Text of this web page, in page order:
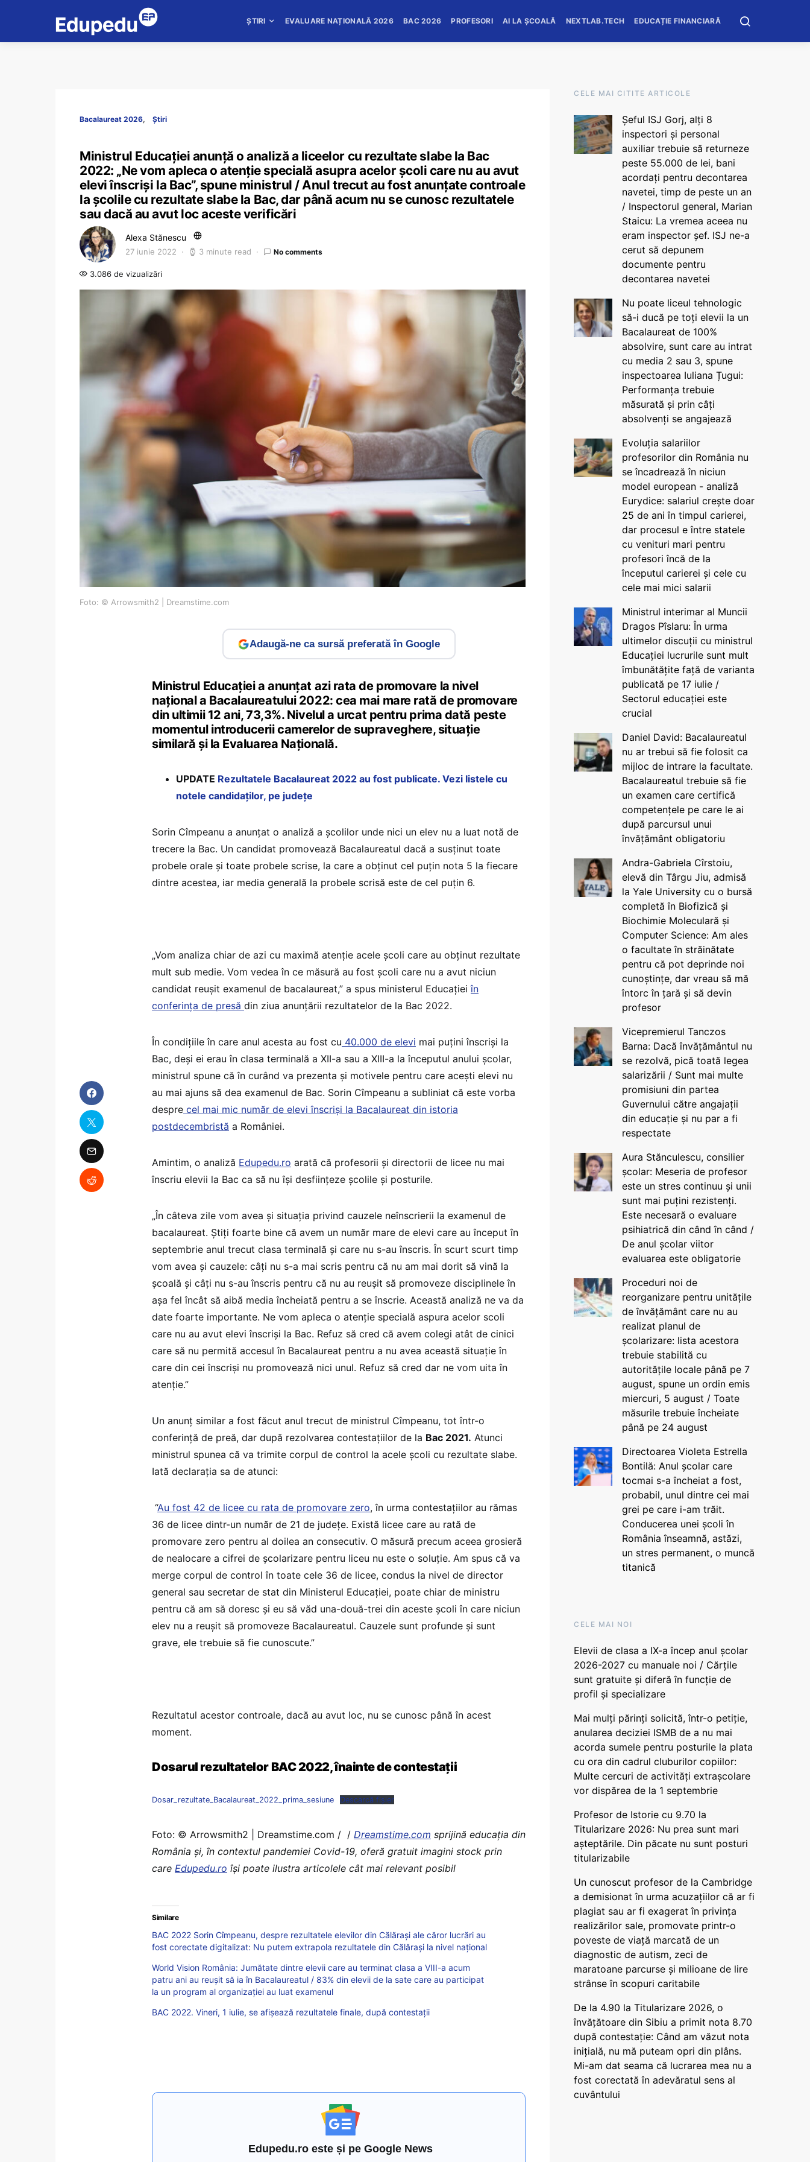
ȘTIRI EVALUARE NAȚIONALĂ 2026 BAC 2026 PROFESORI AI LA ȘCOALĂ NEXTLAB.TECH EDUCAȚIE FINANCIARĂ
Bacalaureat 2026 Știri
Ministrul Educației anunță o analiză a liceelor cu rezultate slabe la Bac
2022: „Ne vom apleca o atenție specială asupra acelor școli care nu au avut
elevi înscriși la Bac”, spune ministrul / Anul trecut au fost anunțate controale
la școlile cu rezultate slabe la Bac, dar până acum nu se cunosc rezultatele
sau dacă au avut loc aceste verificări
Alexa Stănescu
27 iunie 2022 3 minute read No comments
3.086 de vizualizări
Foto: © Arrowsmith2 | Dreamstime.com
Adaugă-ne ca sursă preferată în Google
Ministrul Educației a anunțat azi rata de promovare la nivel
național a Bacalaureatului 2022: cea mai mare rată de promovare
din ultimii 12 ani, 73,3%. Nivelul a urcat pentru prima dată peste
momentul introducerii camerelor de supraveghere, situație
similară și la Evaluarea Națională.
UPDATE Rezultatele Bacalaureat 2022 au fost publicate. Vezi listele cu
notele candidaților, pe județe
Sorin Cîmpeanu a anunțat o analiză a școlilor unde nici un elev nu a luat notă de
trecere la Bac. Un candidat promovează Bacalaureatul dacă a susţinut toate
probele orale și toate probele scrise, la care a obținut cel puțin nota 5 la fiecare
dintre acestea, iar media generală la probele scrisă este de cel puțin 6.
„Vom analiza chiar de azi cu maximă atenție acele școli care au obținut rezultate
mult sub medie. Vom vedea în ce măsură au fost școli care nu a avut niciun
candidat reușit examenul de bacalaureat,” a spus ministerul Educațieiîn
conferința de presă din ziua anunțării rezultatelor de la Bac 2022.
În condițiile în care anul acesta au fost cu 40.000 de elevi mai puțini înscriși la
Bac, deși ei erau în clasa terminală a XII-a sau a XIII-a la începutul anului școlar,
ministrul spune că în curând va prezenta și motivele pentru care acești elevi nu
au mai ajuns să dea examenul de Bac. Sorin Cîmpeanu a subliniat că este vorba
despre cel mai mic număr de elevi înscriși la Bacalaureat din istoria
postdecembristă a României.
Amintim, o analiză Edupedu.ro arată că profesorii și directorii de licee nu mai
înscriu elevii la Bac ca să nu își desființeze școlile și posturile.
„În câteva zile vom avea și situația privind cauzele neînscrierii la examenul de
bacalaureat. Știți foarte bine că avem un număr mare de elevi care au început în
septembrie anul trecut clasa terminală și care nu s-au înscris. În scurt scurt timp
vom avea și cauzele: câți nu s-a mai scris pentru că nu am mai dorit să vină la
școală și câți nu s-au înscris pentru că nu au reușit să promoveze disciplinele în
așa fel încât să aibă media încheiată pentru a se înscrie. Această analiză ne va da
date foarte importante. Ne vom apleca o atenție specială aspura acelor scoli
care nu au avut elevi înscriși la Bac. Refuz să cred că avem colegi atât de cinici
care să nu permită accesul în Bacalaureat pentru a nu avea această situație în
care din cei înscriși nu promovează nici unul. Refuz să cred dar ne vom uita în
atenție.”
Un anunț similar a fost făcut anul trecut de ministrul Cîmpeanu, tot într-o
conferință de preă, dar după rezolvarea contestațiilor de la Bac 2021. Atunci
ministrul spunea că va trimite corpul de control la acele școli cu rezultate slabe.
Iată declarația sa de atunci:
“Au fost 42 de licee cu rata de promovare zero, în urma contestațiilor au rămas
36 de licee dintr-un număr de 21 de județe. Există licee care au rată de
promovare zero pentru al doilea an consecutiv. O măsură precum aceea grosieră
de nealocare a cifrei de școlarizare pentru liceu nu este o soluție. Am spus că va
merge corpul de control în toate cele 36 de licee, condus la nivel de director
general sau secretar de stat din Ministerul Educației, poate chiar de ministru
pentru că am să doresc și eu să văd una-două-trei din aceste școli în care niciun
elev nu a reușit să promoveze Bacalaureatul. Cauzele sunt profunde și sunt
grave, ele trebuie să fie cunoscute.”
Rezultatul acestor controale, dacă au avut loc, nu se cunosc până în acest
moment.
Dosarul rezultatelor BAC 2022, înainte de contestații
Dosar_rezultate_Bacalaureat_2022_prima_sesiune Descarcă fișier
Foto: © Arrowsmith2 | Dreamstime.com / / Dreamstime.com sprijină educaţia din
România şi, în contextul pandemiei Covid-19, oferă gratuit imagini stock prin
care Edupedu.ro îşi poate ilustra articolele cât mai relevant posibil
Similare
BAC 2022 Sorin Cîmpeanu, despre rezultatele elevilor din Călărași ale căror lucrări au
fost corectate digitalizat: Nu putem extrapola rezultatele din Călărași la nivel național
World Vision România: Jumătate dintre elevii care au terminat clasa a VIII-a acum
patru ani au reușit să ia în Bacalaureatul / 83% din elevii de la sate care au participat
la un program al organizației au luat examenul
BAC 2022. Vineri, 1 iulie, se afișează rezultatele finale, după contestații
Edupedu.ro este și pe Google News
CELE MAI CITITE ARTICOLE
Șeful ISJ Gorj, alți 8
inspectori și personal
auxiliar trebuie să returneze
peste 55.000 de lei, bani
acordați pentru decontarea
navetei, timp de peste un an
/ Inspectorul general, Marian
Staicu: La vremea aceea nu
eram inspector șef. ISJ ne-a
cerut să depunem
documente pentru
decontarea navetei
Nu poate liceul tehnologic
să-i ducă pe toți elevii la un
Bacalaureat de 100%
absolvire, sunt care au intrat
cu media 2 sau 3, spune
inspectoarea Iuliana Țugui:
Performanța trebuie
măsurată și prin câți
absolvenți se angajează
Evoluția salariilor
profesorilor din România nu
se încadrează în niciun
model european - analiză
Eurydice: salariul crește doar
25 de ani în timpul carierei,
dar procesul e între statele
cu venituri mari pentru
profesori încă de la
începutul carierei și cele cu
cele mai mici salarii
Ministrul interimar al Muncii
Dragos Pîslaru: În urma
ultimelor discuții cu ministrul
Educației lucrurile sunt mult
îmbunătățite față de varianta
publicată pe 17 iulie /
Sectorul educației este
crucial
Daniel David: Bacalaureatul
nu ar trebui să fie folosit ca
mijloc de intrare la facultate.
Bacalaureatul trebuie să fie
un examen care certifică
competențele pe care le ai
după parcursul unui
învățământ obligatoriu
Andra-Gabriela Cîrstoiu,
elevă din Târgu Jiu, admisă
la Yale University cu o bursă
completă în Biofizică și
Biochimie Moleculară și
Computer Science: Am ales
o facultate în străinătate
pentru că pot deprinde noi
cunoștințe, dar vreau să mă
întorc în țară și să devin
profesor
Vicepremierul Tanczos
Barna: Dacă învățământul nu
se rezolvă, pică toată legea
salarizării / Sunt mai multe
promisiuni din partea
Guvernului către angajații
din educație și nu par a fi
respectate
Aura Stănculescu, consilier
școlar: Meseria de profesor
este un stres continuu și unii
sunt mai puțini rezistenți.
Este necesară o evaluare
psihiatrică din când în când /
De anul școlar viitor
evaluarea este obligatorie
Proceduri noi de
reorganizare pentru unitățile
de învățământ care nu au
realizat planul de
școlarizare: lista acestora
trebuie stabilită cu
autoritățile locale până pe 7
august, spune un ordin emis
miercuri, 5 august / Toate
măsurile trebuie încheiate
până pe 24 august
Directoarea Violeta Estrella
Bontilă: Anul școlar care
tocmai s-a încheiat a fost,
probabil, unul dintre cei mai
grei pe care i-am trăit.
Conducerea unei școli în
România înseamnă, astăzi,
un stres permanent, o muncă
titanică
CELE MAI NOI
Elevii de clasa a IX-a încep anul școlar
2026-2027 cu manuale noi / Cărțile
sunt gratuite și diferă în funcție de
profil și specializare
Mai mulți părinți solicită, într-o petiție,
anularea deciziei ISMB de a nu mai
acorda sumele pentru posturile la plata
cu ora din cadrul cluburilor copiilor:
Multe cercuri de activități extrașcolare
vor dispărea de la 1 septembrie
Profesor de Istorie cu 9.70 la
Titularizare 2026: Nu prea sunt mari
așteptările. Din păcate nu sunt posturi
titularizabile
Un cunoscut profesor de la Cambridge
a demisionat în urma acuzațiilor că ar fi
plagiat sau ar fi exagerat în privința
realizărilor sale, promovate printr-o
poveste de viață marcată de un
diagnostic de autism, zeci de
maratoane parcurse și milioane de lire
strânse în scopuri caritabile
De la 4.90 la Titularizare 2026, o
învățătoare din Sibiu a primit nota 8.70
după contestație: Când am văzut nota
inițială, nu mă puteam opri din plâns.
Mi-am dat seama că lucrarea mea nu a
fost corectată în adevăratul sens al
cuvântului